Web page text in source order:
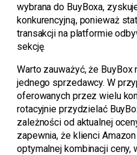
wybrana do BuyBoxa,
konkurencyjną, ponieważ
transakcji na platformie
sekcję.
Warto zauważyć, że BuyBox
jednego sprzedawcy. W
oferowanych przez wielu
rotacyjnie przydzielać
zależności od aktualnej
zapewnia, że klienci
optymalnej kombinacji ceny,